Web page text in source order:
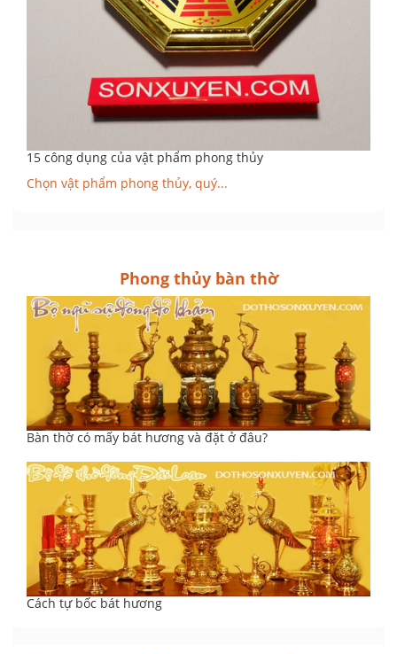
15 công dụng của vật phẩm phong thủy
Chọn vật phẩm phong thủy, quý...
Phong thủy bàn thờ
Bàn thờ có mấy bát hương và đặt ở đâu?
Cách tự bốc bát hương